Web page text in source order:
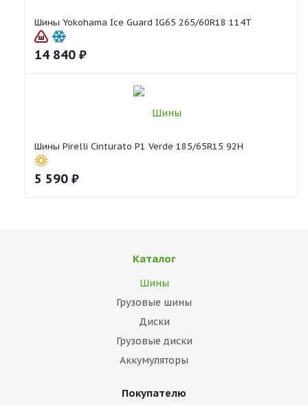
Шины Yokohama Ice Guard IG65 265/60R18 114T
14 840 ₽
Шины Pirelli Cinturato P1 Verde 185/65R15 92H
5 590 ₽
Каталог
Шины
Грузовые шины
Диски
Грузовые диски
Аккумуляторы
Покупателю